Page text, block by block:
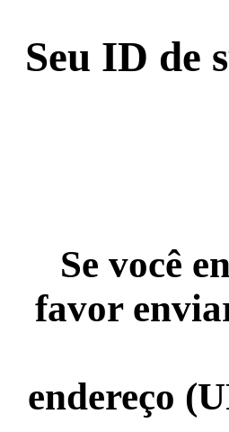
Seu ID de
Se você
favor
endereço